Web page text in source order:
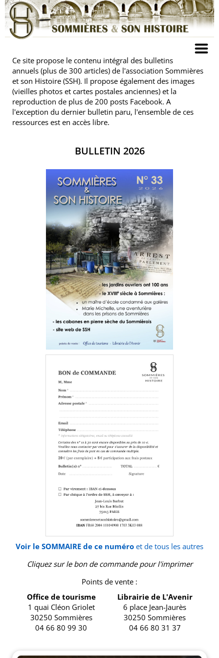
Ce site propose le contenu intégral des bulletins
annuels (plus de 300 articles) de l'association Sommières
et son Histoire (SSH). Il propose également des images
(vieilles photos et cartes postales anciennes) et la
reproduction de plus de 200 posts Facebook. A
l'exception du dernier bulletin paru, l'ensemble de ces
ressources est en accès libre.
BULLETIN 2026
Voir le SOMMAIRE de ce numéro et de tous les autres
Cliquez sur le bon de commande pour l'imprimer
Points de vente :
Office de tourisme
1 quai Cléon Griolet
30250 Sommières
04 66 80 99 30
Librairie de L'Avenir
6 place Jean-Jaurès
30250 Sommières
04 66 80 31 37